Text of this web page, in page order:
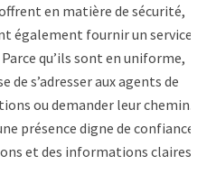
en matière de sécurité,
également fournir un service à
qu’ils sont en uniforme,
de s’adresser aux agents de
ou demander leur chemin.
présence digne de confiance
et des informations claires